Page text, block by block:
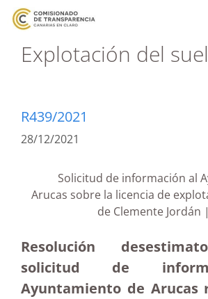
Explotación del
R439/2021
28/12/2021
Solicitud de información al
Arucas sobre la licencia de
de Clemente
Resolución
solicitud de
Ayuntamiento de Arucas